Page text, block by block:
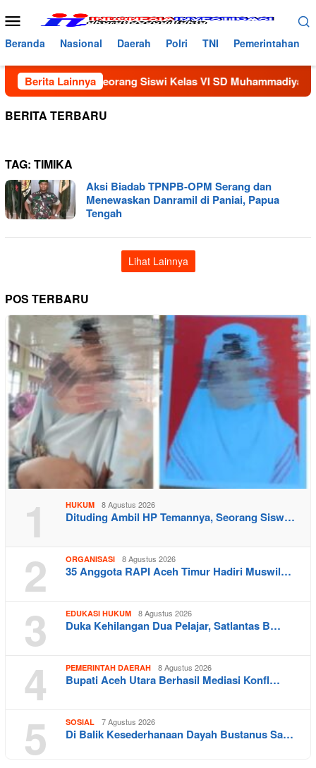
ke
konten
Menu
Mobile
Beranda Nasional Daerah Polri TNI Pemerintahan
Berita Lainnya
Temannya, Seorang Siswi Kelas VI SD Muhammadiyah di
BERITA TERBARU
TAG: TIMIKA
Aksi Biadab TPNPB-OPM Serang dan
Menewaskan Danramil di Paniai, Papua
Tengah
Lihat Lainnya
POS TERBARU
1 HUKUM 8 Agustus 2026
Dituding Ambil HP Temannya, Seorang Sisw…
2 ORGANISASI 8 Agustus 2026
35 Anggota RAPI Aceh Timur Hadiri Muswil…
3 EDUKASI HUKUM 8 Agustus 2026
Duka Kehilangan Dua Pelajar, Satlantas B…
4 PEMERINTAH DAERAH 8 Agustus 2026
Bupati Aceh Utara Berhasil Mediasi Konfl…
5 SOSIAL 7 Agustus 2026
Di Balik Kesederhanaan Dayah Bustanus Sa…